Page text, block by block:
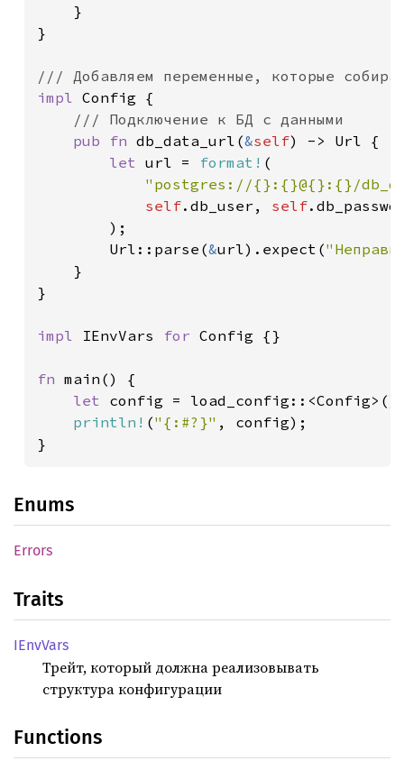
    }
}
impl Config {
/// Подключение к БД с данными
pub fn db_data_url(&self) -> Url {
let url = format! (
"postgres://{}:{}@{}:{}/
self.db_user, self
        );
        Url::parse(
&url).expect(
    }
}
impl IEnvVars for Config {}
fn main() {
let config =
println! ("{:#?}" , config);
}
Enums
Errors
Traits
IEnvVars
Трейт, который должна реализовывать
структура конфигурации
Functions